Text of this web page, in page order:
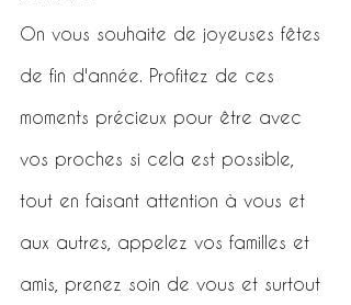
On vous souhaite de joyeuses fêtes
de fin d'année. Profitez de ces
moments précieux pour être avec
vos proches si cela est possible,
tout en faisant attention à vous et
aux autres, appelez vos familles et
amis, prenez soin de vous et surtout